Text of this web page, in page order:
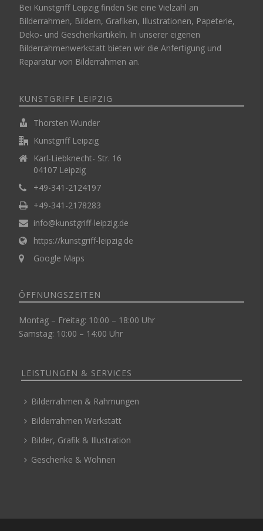
Bei Kunstgriff Leipzig finden Sie eine Vielzahl an
Bilderrahmen, Bildern, Grafiken, Illustrationen, Papeterie,
Deko- und Geschenkartikeln. In unserer eigenen
Bilderrahmenwerkstatt bieten wir die Anfertigung und
Reparatur von Bilderrahmen an.
KUNSTGRIFF LEIPZIG
Thorsten Wunder
Kunstgriff Leipzig
Karl-Liebknecht- Str. 16
04107 Leipzig
+49-341-2124197
+49-341-2178283
info@kunstgriff-leipzig.de
https://kunstgriff-leipzig.de
Google Maps
ÖFFNUNGSZEITEN
Montag – Freitag: 10:00 – 18:00 Uhr
Samstag: 10:00 – 14:00 Uhr
LEISTUNGEN & SERVICES
Bilderrahmen & Rahmungen
Bilderrahmen Werkstatt
Bilder, Grafik & Illustration
Geschenke & Wohnen